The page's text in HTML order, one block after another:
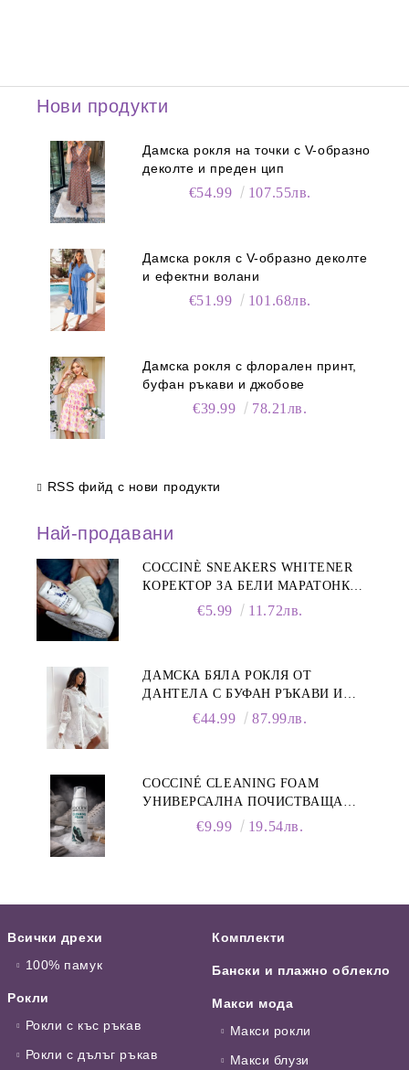
Нови продукти
Дамска рокля на точки с V-образно
деколте и преден цип
€54.99 107.55лв.
Дамска рокля с V-образно деколте
и ефектни волани
€51.99 101.68лв.
Дамска рокля с флорален принт,
буфан ръкави и джобове
€39.99 78.21лв.
RSS фийд с нови продукти
Най-продавани
COCCINÈ SNEAKERS WHITENER
КОРЕКТОР ЗА БЕЛИ МАРАТОНКИ,
€5.99 11.72лв.
ДАМСКА БЯЛА РОКЛЯ ОТ
ДАНТЕЛА С БУФАН РЪКАВИ И
€44.99 87.99лв.
COCCINÉ CLEANING FOAM
УНИВЕРСАЛНА ПОЧИСТВАЩА
ПЯНА ЗА ОБУВКИ, 150 МЛ
€9.99 19.54лв.
Всички дрехи
100% памук
Рокли
Рокли с къс ръкав
Рокли с дълъг ръкав
Комплекти
Бански и плажно облекло
Макси мода
Макси рокли
Макси блузи